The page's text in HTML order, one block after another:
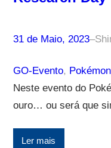
31 de Maio, 2023–
GO-Evento,
Neste evento do
ouro… ou será que
Ler mais